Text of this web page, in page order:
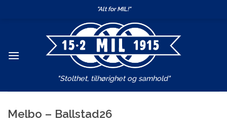
"Alt for MIL!"
"Stolthet, tilhørighet og samhold"
Melbo – Ballstad26